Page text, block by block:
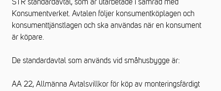
STR standardavtal, som är utarbetade i samråd med
Konsumentverket. Avtalen följer konsumentköplagen och
konsumenttjänstlagen och ska användas när en konsument
är köpare.
De standardavtal som används vid småhusbygge är:
AA 22, Allmänna Avtalsvillkor för köp av monteringsfärdigt